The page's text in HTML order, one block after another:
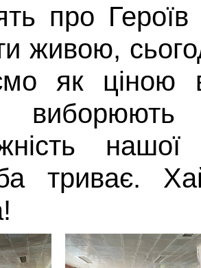
про
живою,
як ціною
триває.